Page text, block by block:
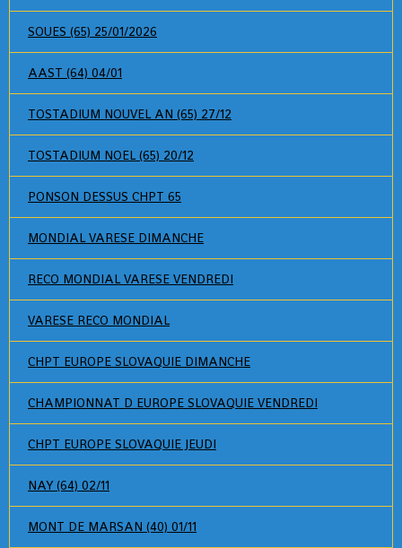
SOUES (65) 25/01/2026
AAST (64) 04/01
TOSTADIUM NOUVEL AN (65) 27/12
TOSTADIUM NOEL (65) 20/12
PONSON DESSUS CHPT 65
MONDIAL VARESE DIMANCHE
RECO MONDIAL VARESE VENDREDI
VARESE RECO MONDIAL
CHPT EUROPE SLOVAQUIE DIMANCHE
CHAMPIONNAT D EUROPE SLOVAQUIE VENDREDI
CHPT EUROPE SLOVAQUIE JEUDI
NAY (64) 02/11
MONT DE MARSAN (40) 01/11